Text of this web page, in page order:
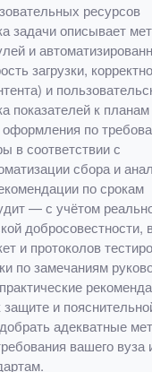
ресурсов
задачи описывает
и
загрузки,
и
показателей к планам
оформления по
в соответствии с
сбора и
по срокам
— с учётом
добросовестности,
и протоколов
по замечаниям
и
адекватные
вашего вуза